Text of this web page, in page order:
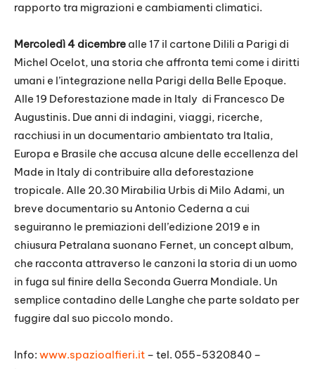
rapporto tra migrazioni e cambiamenti climatici.
Mercoledì 4 dicembre alle 17 il cartone Dilili a Parigi di
Michel Ocelot, una storia che affronta temi come i diritti
umani e l’integrazione nella Parigi della Belle Epoque.
Alle 19 Deforestazione made in Italy di Francesco De
Augustinis. Due anni di indagini, viaggi, ricerche,
racchiusi in un documentario ambientato tra Italia,
Europa e Brasile che accusa alcune delle eccellenza del
Made in Italy di contribuire alla deforestazione
tropicale. Alle 20.30 Mirabilia Urbis di Milo Adami, un
breve documentario su Antonio Cederna a cui
seguiranno le premiazioni dell’edizione 2019 e in
chiusura Petralana suonano Fernet, un concept album,
che racconta attraverso le canzoni la storia di un uomo
in fuga sul finire della Seconda Guerra Mondiale. Un
semplice contadino delle Langhe che parte soldato per
fuggire dal suo piccolo mondo.
Info: www.spazioalfieri.it – tel. 055-5320840 –